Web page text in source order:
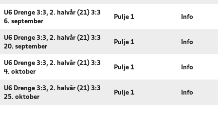
U6 Drenge 3:3, 2. halvår (21) 3:3
6. september
Pulje 1 Info
U6 Drenge 3:3, 2. halvår (21) 3:3
20. september
Pulje 1 Info
U6 Drenge 3:3, 2. halvår (21) 3:3
4. oktober
Pulje 1 Info
U6 Drenge 3:3, 2. halvår (21) 3:3
25. oktober
Pulje 1 Info